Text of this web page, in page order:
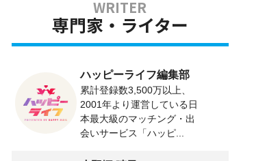
専門家・ライター
ハッピーライフ編集部
累計登録数3,500万以上、
2001年より運営している日
本最大級のマッチング・出
会いサービス「ハッピ...